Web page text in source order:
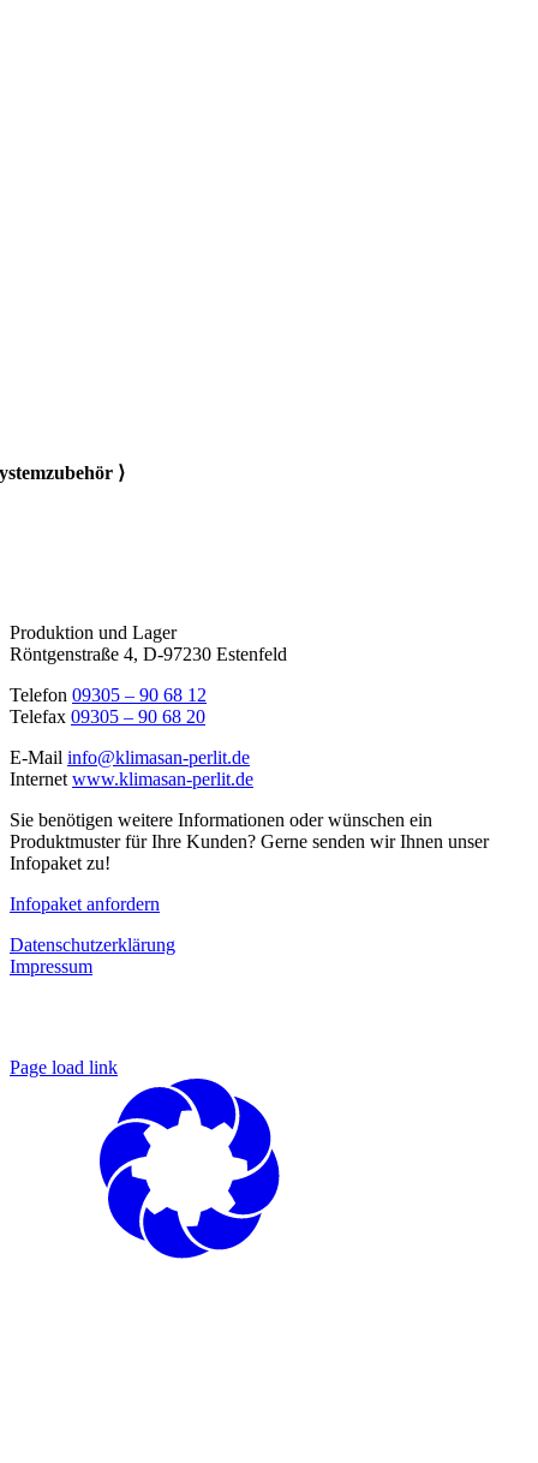
⟩
Produktion und Lager
Röntgenstraße 4, D-97230 Estenfeld
Telefon 09305 – 90 68 12
Telefax 09305 – 90 68 20
E-Mail info@klimasan-perlit.de
Internet www.klimasan-perlit.de
Sie benötigen weitere Informationen oder wünschen ein
Produktmuster für Ihre Kunden? Gerne senden wir Ihnen unser
Infopaket zu!
Infopaket anfordern
Datenschutzerklärung
Impressum
Page load link